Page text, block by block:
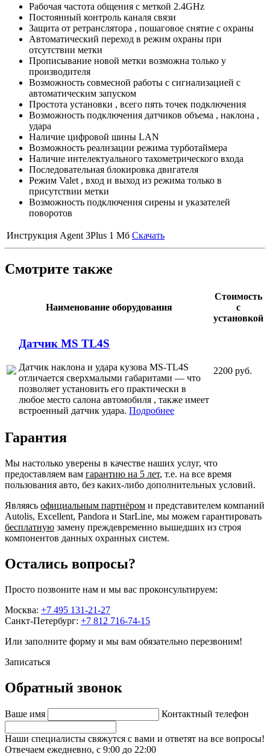
Рабочая частота общения с меткой 2.4GHz
Постоянный контроль каналя связи
Защита от ретранслятора , пошаговое снятие с охраны
Автоматический переход в режим охраны при
отсутствии метки
Прописывание новой метки возможна только у
производителя
Возможность совмесной работы с сигнализацией с
автоматическим запуском
Простота установки , всего пять точек подключения
Возможность подключения датчиков объема , наклона ,
удара
Наличие цифровой шины LAN
Возможность реализации режима турботаймера
Наличие интелектуального тахометрического входа
Последовательная блокировка двигателя
Режим Valet , вход и выход из режима только в
присутствии метки
Возможность подключения сирены и указателей
поворотов
Инструкция Agent 3Plus 1 Мб Скачать
Смотрите также
Наименование оборудования
Стоимость
с
установкой
Датчик MS TL4S
Датчик наклона и удара кузова MS-TL4S
отличается сверхмалыми габаритами — что
позволяет установить его практически в
любое место салона автомобиля , также имеет
встроенный датчик удара. Подробнее
2200 руб.
Гарантия
Мы настолько уверены в качестве наших услуг, что
предоставляем вам гарантию на 5 лет, т.е. на все время
пользования авто, без каких-либо дополнительных условий.
Являясь официальным партнёром и представителем компаний
Autolis, Excellent, Pandora и StarLine, мы можем гарантировать
бесплатную замену преждевременно вышедших из строя
компонентов данных охранных систем.
Остались вопросы?
Просто позвоните нам и мы вас проконсультируем:
Москва: +7 495 131-21-27
Санкт-Петербург: +7 812 716-74-15
Или заполните форму и мы вам обязательно перезвоним!
Записаться
Обратный звонок
Ваше имя Контактный телефон
Наши специалисты свяжутся с вами и ответят на все вопросы!
Отвечаем ежедневно, с 9:00 до 22:00